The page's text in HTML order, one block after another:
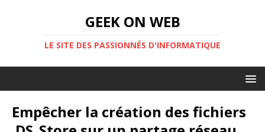
GEEK ON WEB
LE SITE DES PASSIONNÉS D'INFORMATIQUE
Empêcher la création des fichiers